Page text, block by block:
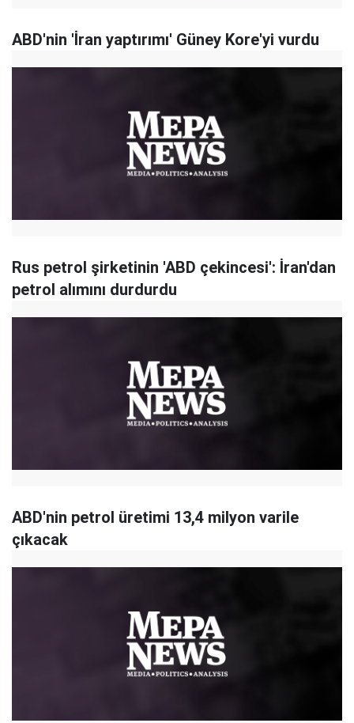
ABD'nin 'İran yaptırımı' Güney Kore'yi vurdu
Rus petrol şirketinin 'ABD çekincesi': İran'dan
petrol alımını durdurdu
ABD'nin petrol üretimi 13,4 milyon varile
çıkacak